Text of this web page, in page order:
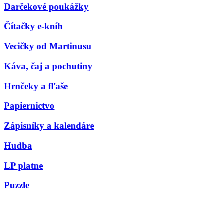
Darčekové poukážky
Čítačky e-kníh
Vecičky od Martinusu
Káva, čaj a pochutiny
Hrnčeky a fľaše
Papiernictvo
Zápisníky a kalendáre
Hudba
LP platne
Puzzle